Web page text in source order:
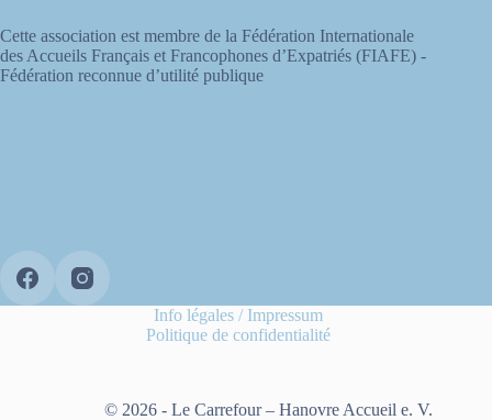
Cette association est membre de la Fédération Internationale
des Accueils Français et Francophones d’Expatriés (FIAFE) -
Fédération reconnue d’utilité publique
Info légales / Impressum
Politique de confidentialité
© 2026 - Le Carrefour – Hanovre Accueil e. V.